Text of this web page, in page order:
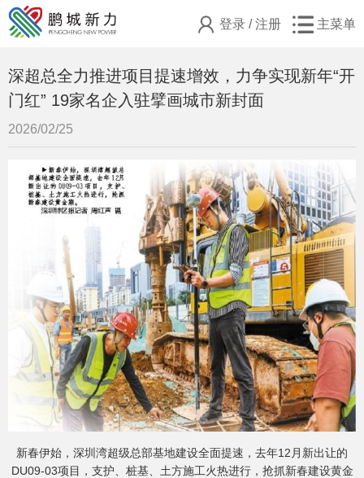
登录 /注册 主菜单
深超总全力推进项目提速增效，力争实现新年“开
门红” 19家名企入驻擘画城市新封面
2026/02/25
新春伊始，深圳湾超级总部基地建设全面提速，去年12月新出让的
DU09-03项目，支护、桩基、土方施工火热进行，抢抓新春建设黄金